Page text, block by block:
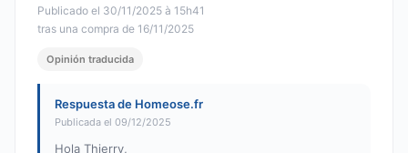
Publicado el 30/11/2025 à 15h41
tras una compra de 16/11/2025
Opinión traducida
Respuesta de Homeose.fr
Publicada el 09/12/2025
Hola Thierry,